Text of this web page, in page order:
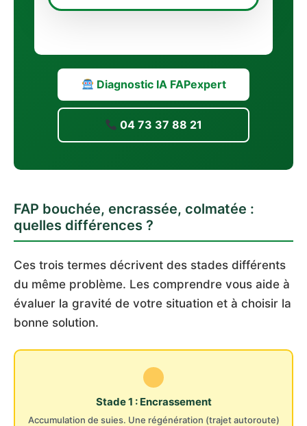
Diagnostic IA FAPexpert
04 73 37 88 21
FAP bouchée, encrassée, colmatée :
quelles différences ?
Ces trois termes décrivent des stades différents
du même problème. Les comprendre vous aide à
évaluer la gravité de votre situation et à choisir la
bonne solution.
Stade 1 : Encrassement
Accumulation de suies. Une régénération (trajet autoroute)